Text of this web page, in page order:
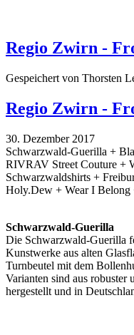
Regio Zwirn -
Gespeichert von Thorsten
Regio Zwirn -
30. Dezember 2017
Schwarzwald-Guerilla +
RIVRAV Street Couture +
Schwarzwaldshirts +
Holy.Dew + Wear I Belong
Schwarzwald-Guerilla
Die Schwarzwald-Guerilla
Kunstwerke aus alten
Turnbeutel mit dem
Varianten sind aus
hergestellt und in